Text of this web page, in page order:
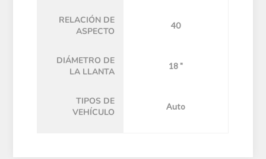
RELACIÓN DE
ASPECTO
40
DIÁMETRO DE
LA LLANTA
18 "
TIPOS DE
VEHÍCULO
Auto